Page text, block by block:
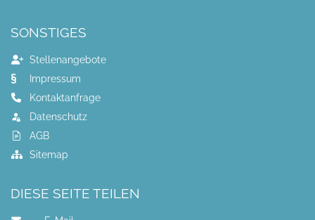
SONSTIGES
Stellenangebote
Impressum
Kontaktanfrage
Datenschutz
AGB
Sitemap
DIESE SEITE TEILEN